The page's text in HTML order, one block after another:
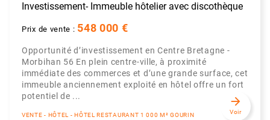
Investissement- Immeuble hôtelier avec discothèque
Prix de vente : 548 000 €
Opportunité d’investissement en Centre Bretagne -
Morbihan 56 En plein centre-ville, à proximité
immédiate des commerces et d’une grande surface, cet
immeuble anciennement exploité en hôtel offre un fort
potentiel de ...
VENTE - HÔTEL - HÔTEL RESTAURANT 1 000 M² GOURIN
arrow_forward
Voir